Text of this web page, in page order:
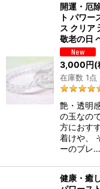
開運・厄
ト パワー
ス クリア
敬老の日
3,000円(
在庫数 1点
艶・透明
の玉なの
方におす
着けや、
ーのブレ…
健康・癒